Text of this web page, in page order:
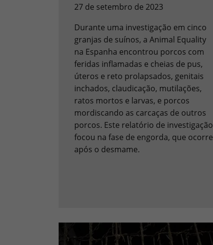
27 de setembro de 2023
Durante uma investigação em cinco
granjas de suínos, a Animal Equality
na Espanha encontrou porcos com
feridas inflamadas e cheias de pus,
úteros e reto prolapsados, genitais
inchados, claudicação, mutilações,
ratos mortos e larvas, e porcos
mordiscando as carcaças de outros
porcos. Este relatório de investigação
focou na fase de engorda, que ocorre
após o desmame.